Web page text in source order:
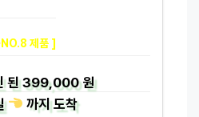
NO.8 제품 ]
된399,000 원
까지도착